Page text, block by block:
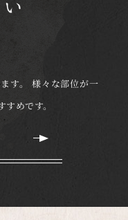
す。
様々な部位が一
めです。